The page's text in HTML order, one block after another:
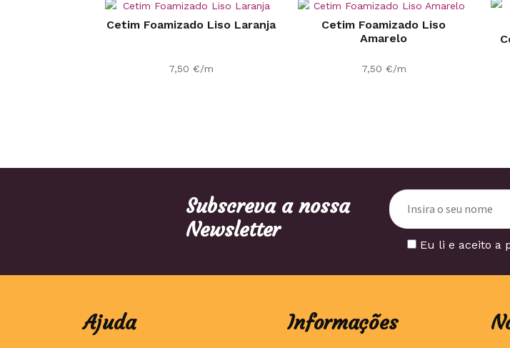
Cetim Foamizado Liso Laranja
7,50 €/m
Cetim Foamizado Liso
Amarelo
7,50 €/m
Subscreva a nossa
Newsletter
Eu li e aceito a
Ajuda Informações